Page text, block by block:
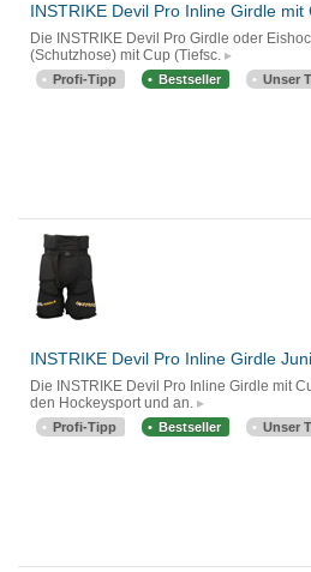
INSTRIKE Devil Pro Inline Girdle mit
Die INSTRIKE Devil Pro Girdle oder
(Schutzhose) mit Cup (Tiefsc.
Profi-Tipp Bestseller Unser
INSTRIKE Devil Pro Inline Girdle
Die INSTRIKE Devil Pro Inline Girdle mit
den Hockeysport und an.
Profi-Tipp Bestseller Unser